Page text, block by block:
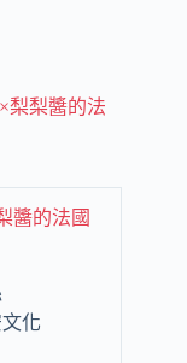
梨梨醬的法
醬的法國
化